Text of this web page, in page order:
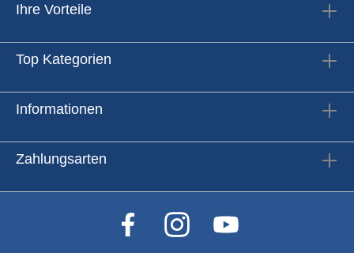
Ihre Vorteile
Top Kategorien
Informationen
Zahlungsarten